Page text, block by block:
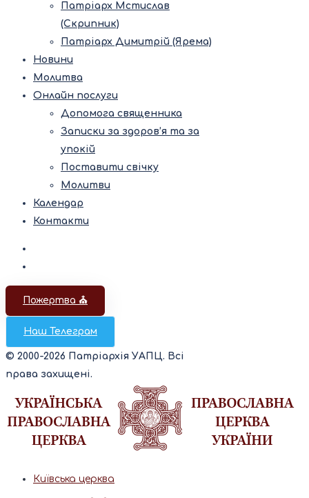
Патріарх Мстислав
(Скрипник)
Патріарх Димитрій (Ярема)
Новини
Молитва
Онлайн послуги
Допомога священника
Записки за здоров’я та за
упокій
Поставити свічку
Молитви
Календар
Контакти
Пожертва ⛪️
Наш Телеграм
© 2000-2026 Патріархія УАПЦ. Всі
права захищені.
Київська церква